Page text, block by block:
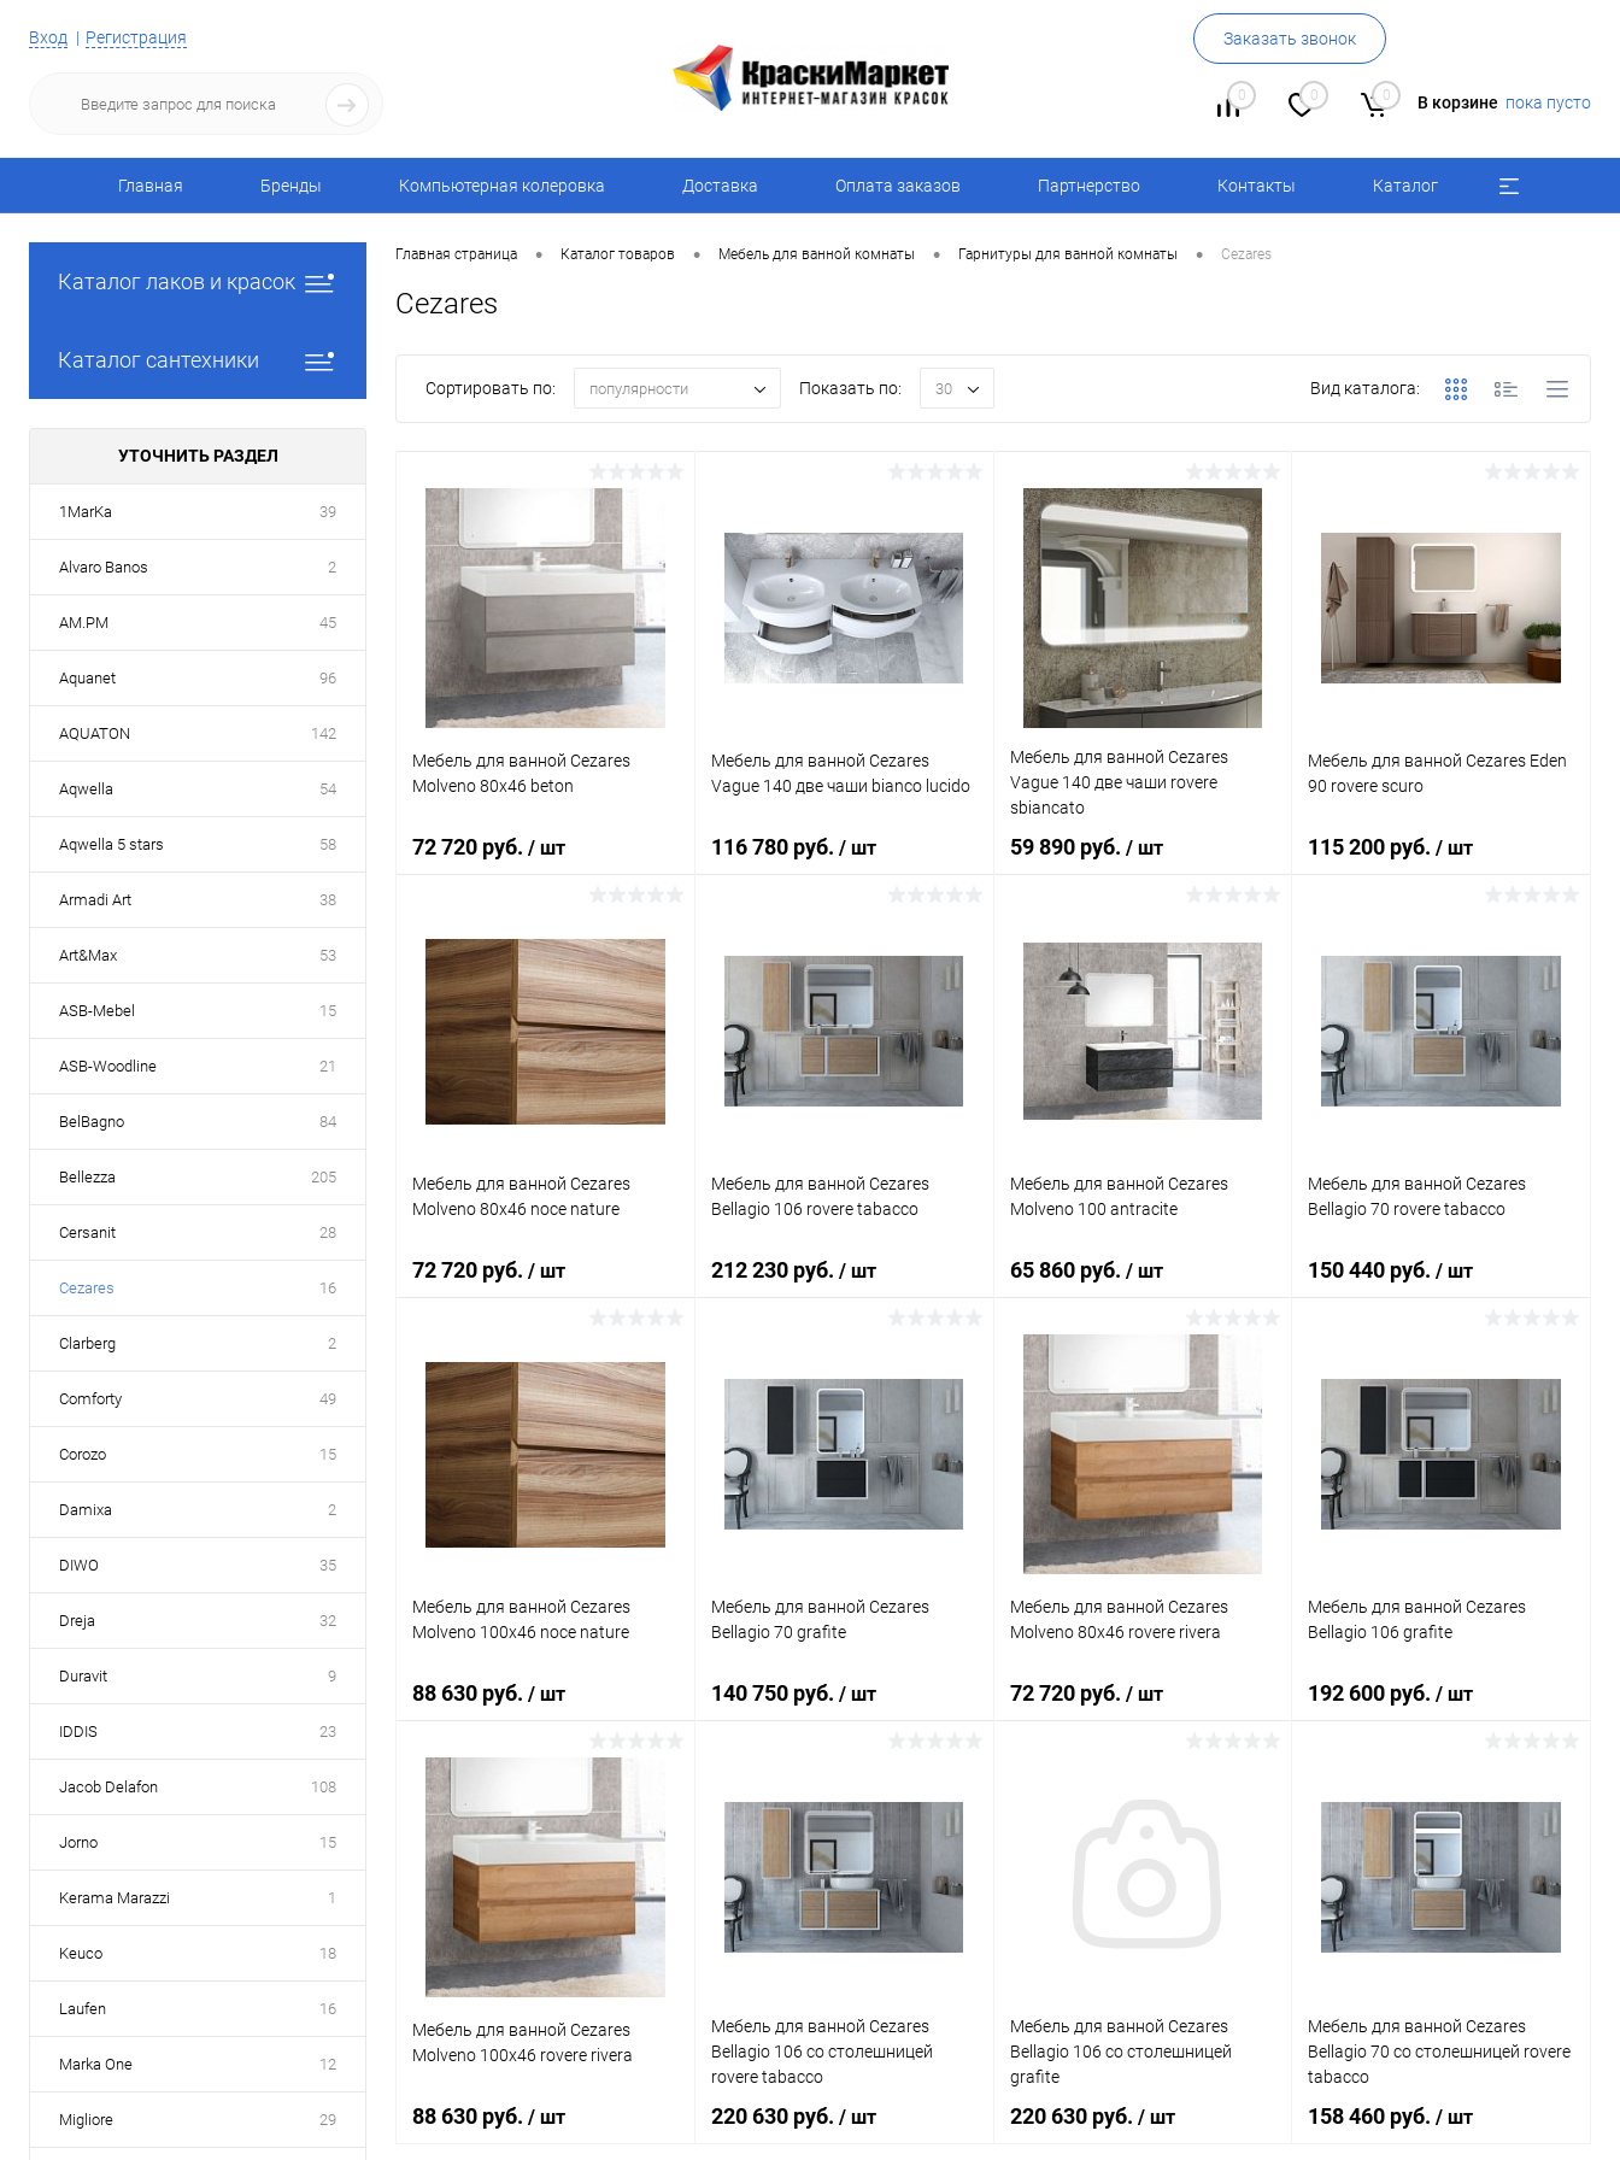
Вход Регистрация Заказать звонок
0 0 0 В корзине пока пусто
Главная Бренды Компьютерная колеровка Доставка Оплата заказов Партнерство Контакты Каталог
Каталог лаков и красок
Каталог сантехники
УТОЧНИТЬ РАЗДЕЛ
1MarKa 39
Alvaro Banos 2
AM.PM 45
Aquanet 96
AQUATON 142
Aqwella 54
Aqwella 5 stars 58
Armadi Art 38
Art&Max 53
ASB-Mebel 15
ASB-Woodline 21
BelBagno 84
Bellezza 205
Cersanit 28
Cezares 16
Clarberg 2
Comforty 49
Corozo 15
Damixa 2
DIWO 35
Dreja 32
Duravit 9
IDDIS 23
Jacob Delafon 108
Jorno 15
Kerama Marazzi 1
Keuco 18
Laufen 16
Marka One 12
Migliore 29
Главная страница • Каталог товаров • Мебель для ванной комнаты • Гарнитуры для ванной комнаты • Cezares
Cezares
Сортировать по: популярности Показать по: 30 Вид каталога:
Мебель для ванной Cezares
Molveno 80х46 beton
72 720 руб. / шт
В корзину
Купить в 1 клик Сравнение
В избранное Под заказ
Мебель для ванной Cezares
Vague 140 две чаши bianco lucido
116 780 руб. / шт
Купить в 1 клик
В избранное Недоступно
Мебель для ванной Cezares
Vague 140 две чаши rovere
sbiancato
59 890 руб. / шт
Подписаться
Купить в 1 клик Сравнение
В избранное Недоступно
Мебель для ванной Cezares Eden
90 rovere scuro
115 200 руб./ шт
Купить в 1 клик
В избранное Под заказ
Мебель для ванной Cezares
Molveno 80х46 noce nature
72 720 руб. / шт
В корзину
Купить в 1 клик Сравнение
В избранное Под заказ
Мебель для ванной Cezares
Bellagio 106 rovere tabacco
212 230 руб. / шт
Купить в 1 клик
В избранное Под заказ
Мебель для ванной Cezares
Molveno 100 antracite
65 860 руб. / шт
Купить в 1 клик Сравнение
В избранное Недоступно
Мебель для ванной Cezares
Bellagio 70 rovere tabacco
150 440 руб./ шт
Купить в 1 клик
В избранное Под заказ
Мебель для ванной Cezares
Molveno 100х46 noce nature
88 630 руб. / шт
Купить в 1 клик Сравнение
В избранное Под заказ
Мебель для ванной Cezares
Bellagio 70 grafite
140 750 руб. / шт
Купить в 1 клик
В избранное Под заказ
Мебель для ванной Cezares
Molveno 80х46 rovere rivera
72 720 руб. / шт
Мебель для ванной Cezares
Bellagio 106 grafite
192 600 руб./ шт
Купить в 1 клик
В избранное Под заказ
Мебель для ванной Cezares
Molveno 100х46 rovere rivera
88 630 руб. / шт
Мебель для ванной Cezares
Bellagio 106 со столешницей
rovere tabacco
220 630 руб. / шт
Мебель для ванной Cezares
Bellagio 106 со столешницей
grafite
220 630 руб. / шт
Мебель для ванной Cezares
Bellagio 70 со столешницей rovere
tabacco
158 460 руб./ шт